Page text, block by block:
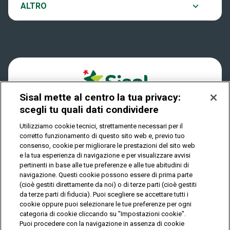
Play Your Date
Dove si gioca
Quanto si vince
Come riscuotere
ALTRO
Notifiche
Privacy
IL GIOCO È VIETATO AI MINORI E PUÒ CAUSARE
DIPENDENZA PATOLOGICA
© Copyright Sisal Italia S.p.A. - P.I. 02433760135
Privacy Cookies
Mappa
del
sito
Sisal mette al centro la tua privacy:
scegli tu quali dati condividere
Utilizziamo cookie tecnici, strettamente necessari per il
corretto funzionamento di questo sito web e, previo tuo
consenso, cookie per migliorare le prestazioni del sito web
e la tua esperienza di navigazione e per visualizzare avvisi
pertinenti in base alle tue preferenze e alle tue abitudini di
navigazione. Questi cookie possono essere di prima parte
(cioè gestiti direttamente da noi) o di terze parti (cioè gestiti
da terze parti di fiducia). Puoi scegliere se accettare tutti i
cookie oppure puoi selezionare le tue preferenze per ogni
categoria di cookie cliccando su "Impostazioni cookie".
Puoi procedere con la navigazione in assenza di cookie